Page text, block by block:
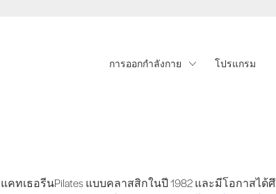
การออกกำลังกาย โปรแกรม
แคทเธอรีนPilates แบบคลาสสิกในปี 1982 และมีโอกาสได้
แคทเธอรีนPilates แบบคลาสสิกในปี 1982 และมีโอกาส